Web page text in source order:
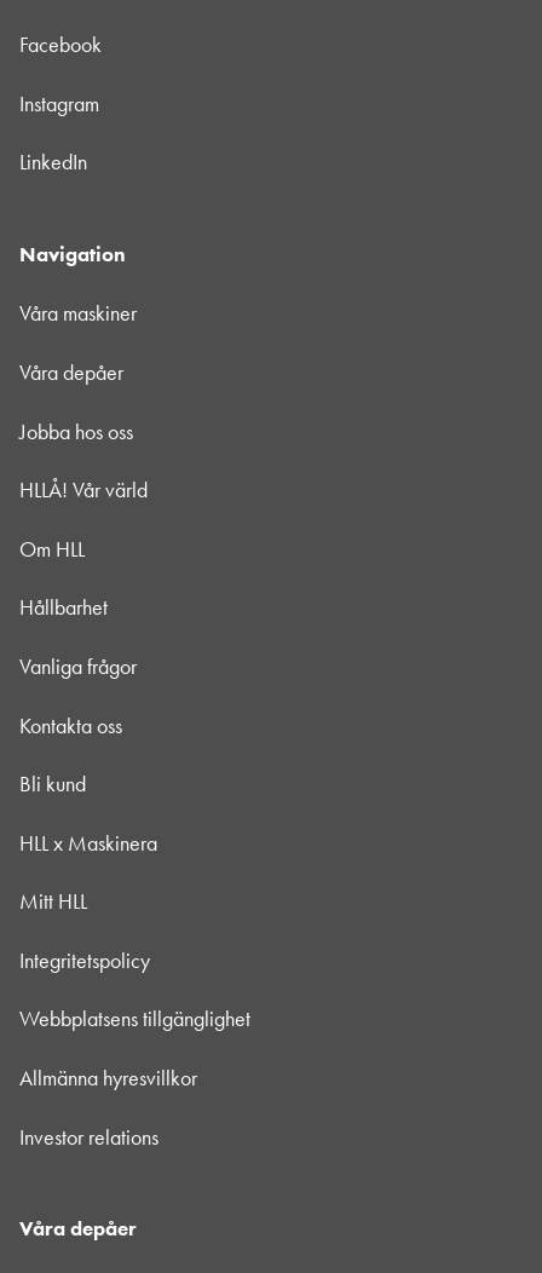
Facebook
Instagram
LinkedIn
Navigation
Våra maskiner
Våra depåer
Jobba hos oss
HLLÅ! Vår värld
Om HLL
Hållbarhet
Vanliga frågor
Kontakta oss
Bli kund
HLL x Maskinera
Mitt HLL
Integritetspolicy
Webbplatsens tillgänglighet
Allmänna hyresvillkor
Investor relations
Våra depåer